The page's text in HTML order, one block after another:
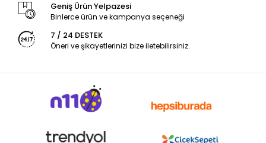
Geniş Ürün Yelpazesi
Binlerce ürün ve kampanya seçeneği
7 / 24 DESTEK
Öneri ve şikayetlerinizi bize iletebilirsiniz.